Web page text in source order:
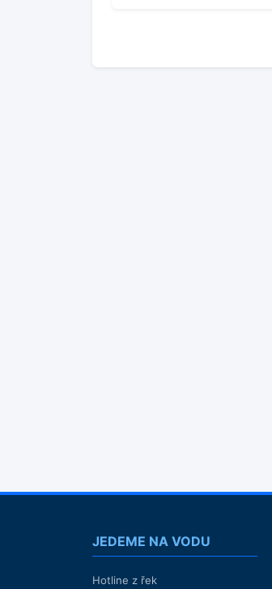
JEDEME NA VODU
Hotline z řek